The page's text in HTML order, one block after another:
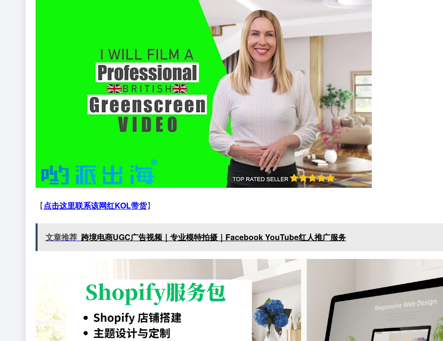
【点击这里联系该网红KOL带货】
文章推荐 跨境电商UGC广告视频｜专业模特拍摄｜Facebook YouTube红人推广服务